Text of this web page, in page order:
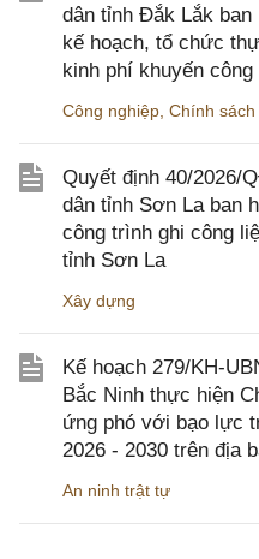
dân tỉnh Đắk Lắk
kế hoạch, tổ chức
kinh phí khuyến
Công nghiệp Chính sách
Quyết định 40/2026/
dân tỉnh Sơn La ban
công trình ghi công
tỉnh Sơn La
Xây dựng
Kế hoạch 279/KH-
Bắc Ninh thực hiện
ứng phó với bạo lực
2026 - 2030 trên địa
An ninh trật tự